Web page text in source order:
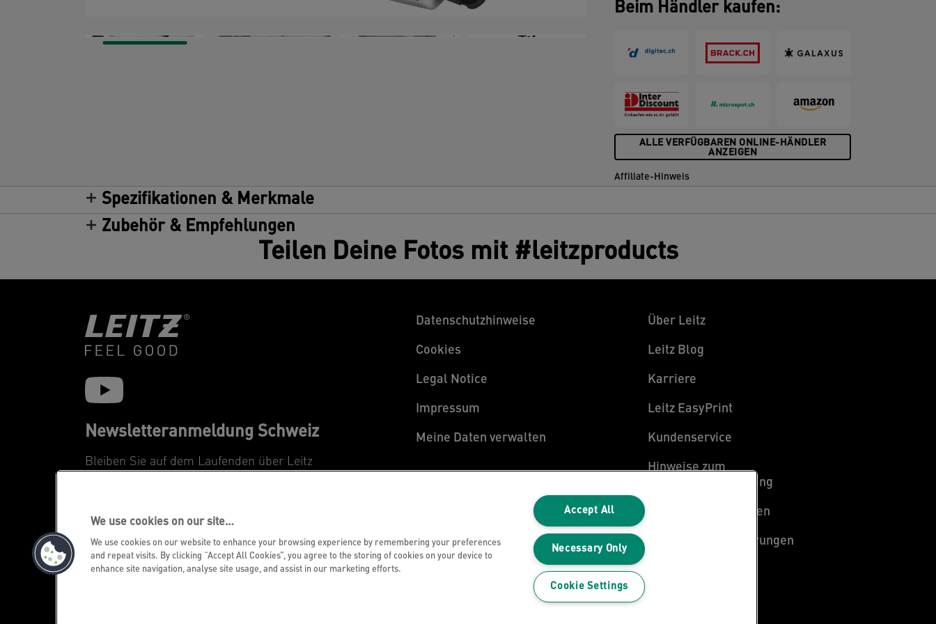
+5
Beim Händler kaufen:
ALLE VERFÜGBAREN ONLINE-HÄNDLER
ANZEIGEN
Affiliate-Hinweis
Spezifikationen & Merkmale
Zubehör & Empfehlungen
Teilen Deine Fotos mit #leitzproducts
Newsletteranmeldung Schweiz
Bleiben Sie auf dem Laufenden über Leitz
Datenschutzhinweise
Cookies
Legal Notice
Impressum
Meine Daten verwalten
Über Leitz
Leitz Blog
Karriere
Leitz EasyPrint
Kundenservice
Hinweise zum
Verpackungsrecycling
Garantiebedingungen
Konformitätserklärungen
We use cookies on our site…
We use cookies on our website to enhance your browsing experience by remembering your preferences
and repeat visits. By clicking “Accept All Cookies”, you agree to the storing of cookies on your device to
enhance site navigation, analyse site usage, and assist in our marketing efforts.
Accept All
Necessary Only
Cookie Settings